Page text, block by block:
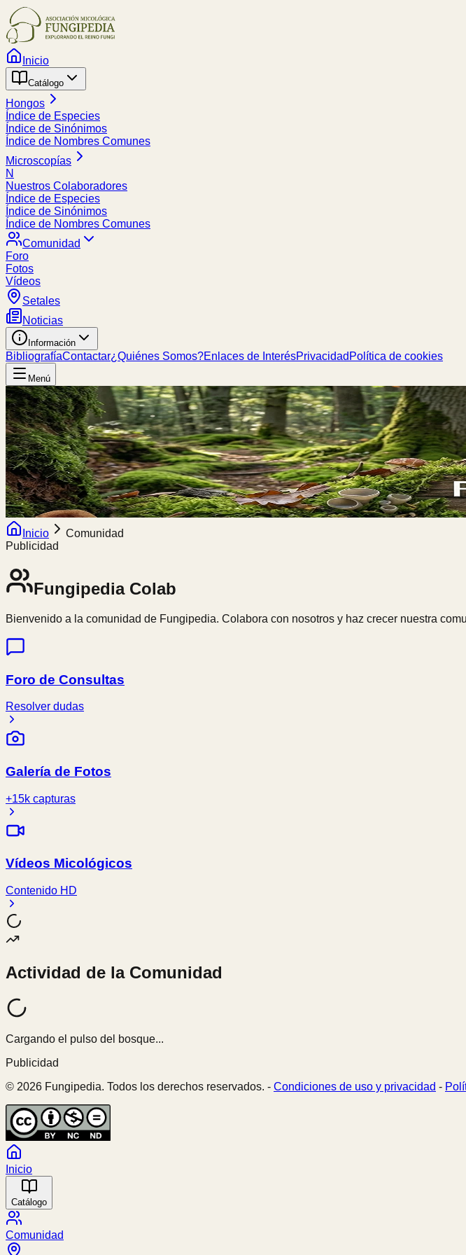
Inicio
Catálogo
Hongos
Índice de Especies
Índice de Sinónimos
Índice de Nombres Comunes
Microscopías
N
Nuestros Colaboradores
Índice de Especies
Índice de Sinónimos
Índice de Nombres Comunes
Comunidad
Foro
Fotos
Vídeos
Setales
Noticias
Información
BibliografíaContactar¿Quiénes Somos?Enlaces de InterésPrivacidad Política de cookies
Menú
Inicio
Comunidad
Publicidad
FungipediaColab
Bienvenido a la comunidad de Fungipedia. Colabora con nosotros y haz crecer nuestra
Foro de Consultas
Resolver dudas
Galería de Fotos
+15k capturas
Vídeos Micológicos
Contenido HD
Actividad de la Comunidad
Cargando el pulso del bosque...
Publicidad
© 2026 Fungipedia. Todos los derechos reservados. - Condiciones de uso y privacidad -
Inicio
Catálogo
Comunidad